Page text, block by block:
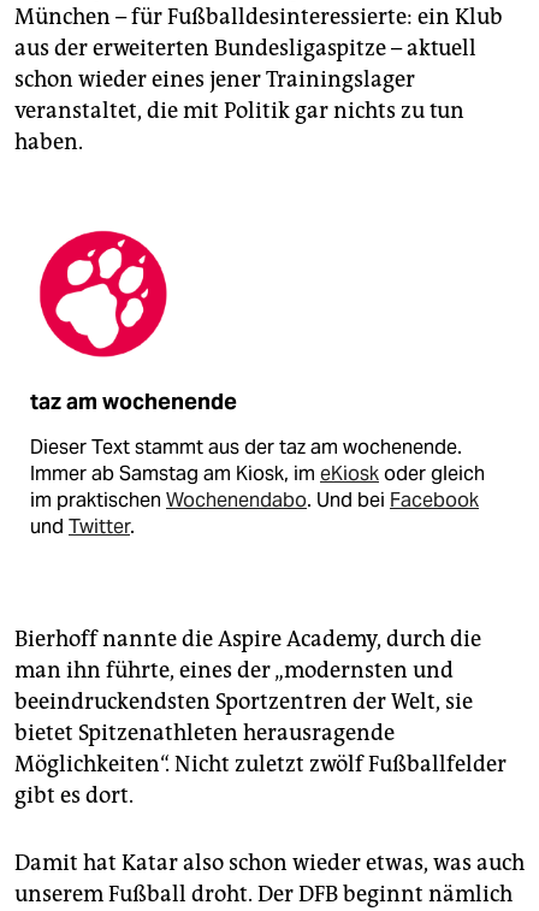
München – für Fußballdesinteressierte: ein Klub
aus der erweiterten Bundesligaspitze – ­aktuell
schon wieder eines jener Trainingslager
veranstaltet, die mit Politik gar nichts zu tun
haben.
taz am wochenende
Dieser Text stammt aus der taz am wochenende.
Immer ab Samstag am Kiosk, im eKioskoder gleich
im praktischen Wochenendabo. Und bei Facebook
und Twitter.
Bierhoff nannte die Aspire Academy, durch die
man ihn führte, eines der „modernsten und
beeindruckendsten Sportzentren der Welt, sie
bietet Spitzenathleten herausragende
Möglichkeiten“. Nicht zuletzt zwölf Fußballfelder
gibt es dort.
Damit hat Katar also schon wieder etwas, was auch
unserem Fußball droht. Der DFB beginnt nämlich